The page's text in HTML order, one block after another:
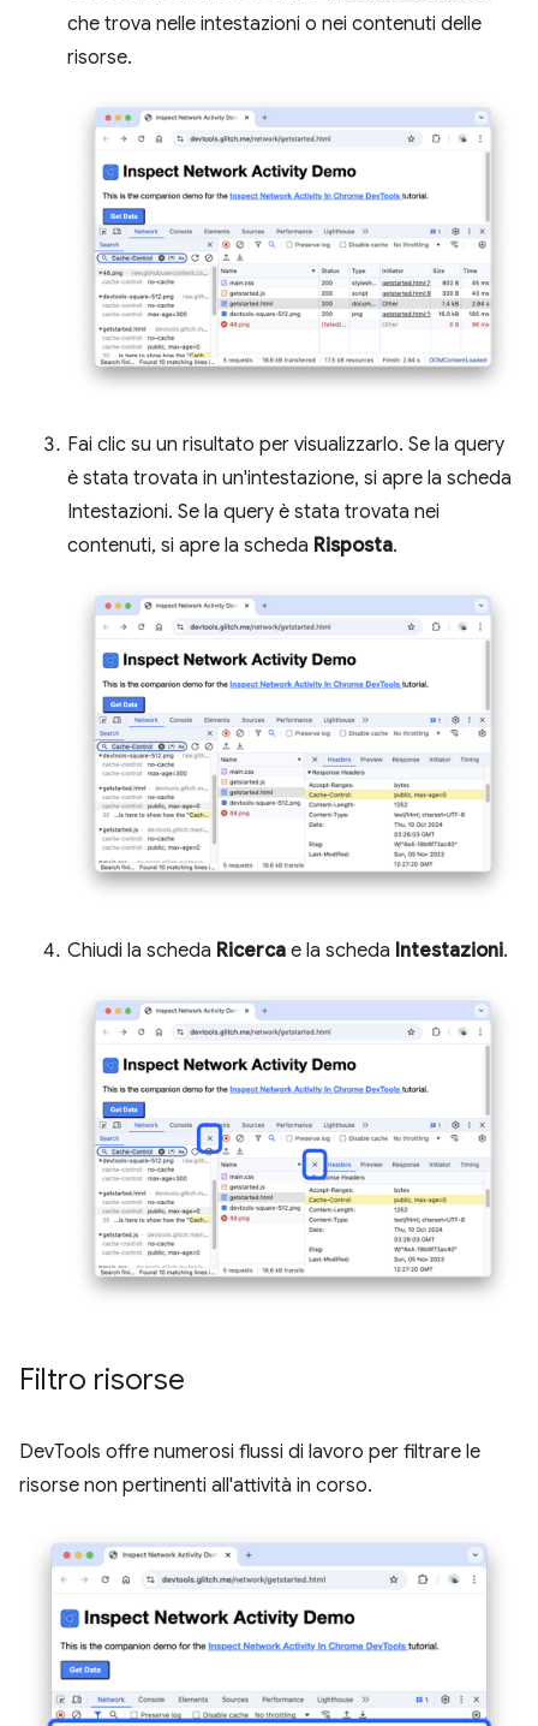
che trova nelle intestazioni o nei contenuti delle
risorse.
Fai clic su un risultato per visualizzarlo. Se la query
è stata trovata in un'intestazione, si apre la scheda
Intestazioni. Se la query è stata trovata nei
contenuti, si apre la scheda Risposta.
Chiudi la scheda Ricerca e la scheda Intestazioni.
Filtro risorse
DevTools offre numerosi flussi di lavoro per filtrare le
risorse non pertinenti all'attività in corso.